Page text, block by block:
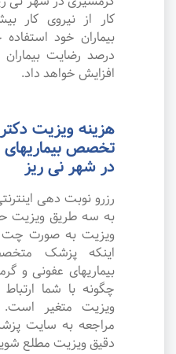
کار از نیروی کار
بیماران خود
درصد رضایت
افزایش خواهد داد.
هزینه ویزیت
تخصص
در شهر نی ریز
رزرو نوبت دهی
به سه طریق ویزیت
ویزیت به صورت چت
اینکه پزشک
بیماریهای عفونی و
چگونه با شما
ویزیت متغیر
مراجعه به سایت
دقیق ویزیت مطلع